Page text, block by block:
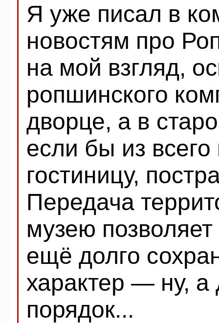
Я уже писал в
новостям про
на мой взгляд,
ропшинского
дворце, а в
если бы из
гостиницу,
Передача
музею
ещё долго
характер — ну, а
порядок...